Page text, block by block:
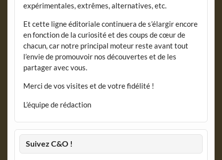
expérimentales, extrêmes, alternatives, etc.
Et cette ligne éditoriale continuera de s’élargir encore
en fonction de la curiosité et des coups de cœur de
chacun, car notre principal moteur reste avant tout
l’envie de promouvoir nos découvertes et de les
partager avec vous.
Merci de vos visites et de votre fidélité !
L’équipe de rédaction
Suivez C&O !